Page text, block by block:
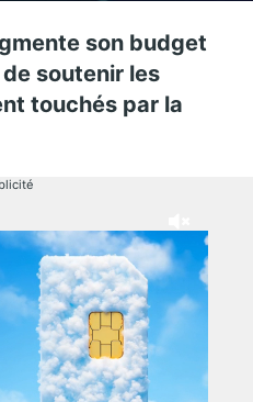
son budget
soutenir les
touchés par la